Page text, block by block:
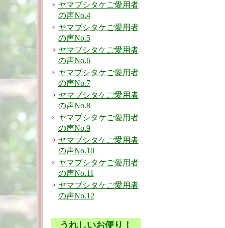
ヤマブシタケご愛用者
の声No.4
ヤマブシタケご愛用者
の声No.5
ヤマブシタケご愛用者
の声No.6
ヤマブシタケご愛用者
の声No.7
ヤマブシタケご愛用者
の声No.8
ヤマブシタケご愛用者
の声No.9
ヤマブシタケご愛用者
の声No.10
ヤマブシタケご愛用者
の声No.11
ヤマブシタケご愛用者
の声No.12
うれしいお便り！